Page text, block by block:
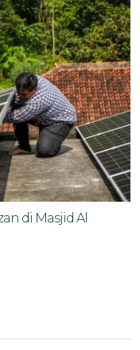
di Masjid Al